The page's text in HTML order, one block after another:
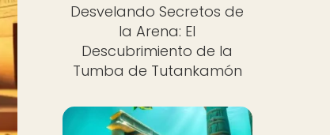
Desvelando Secretos de
la Arena: El
Descubrimiento de la
Tumba de Tutankamón